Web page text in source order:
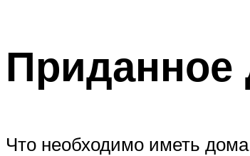
Приданное
Что необходимо иметь дома